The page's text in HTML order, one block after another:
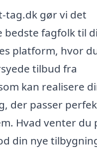
tag.dk gør vi det
bedste fagfolk til
platform, hvor
tilbud fra
kan realisere
der passer
Hvad venter du
din nye